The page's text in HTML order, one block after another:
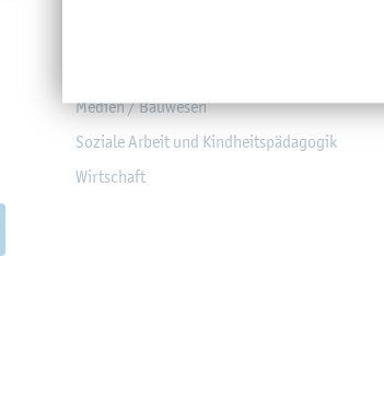
Me­di­en / Bau­we­sen
So­zia­le Ar­beit und Kind­heits­päd­ago­gik
Wirt­schaft